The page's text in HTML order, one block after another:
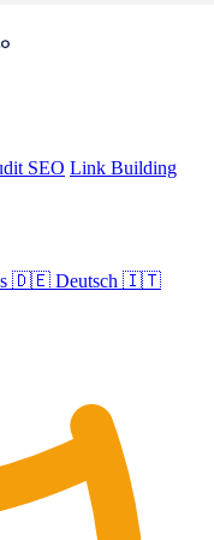
SEO Link Building
🇩🇪 Deutsch 🇮🇹
SEO
Link Building